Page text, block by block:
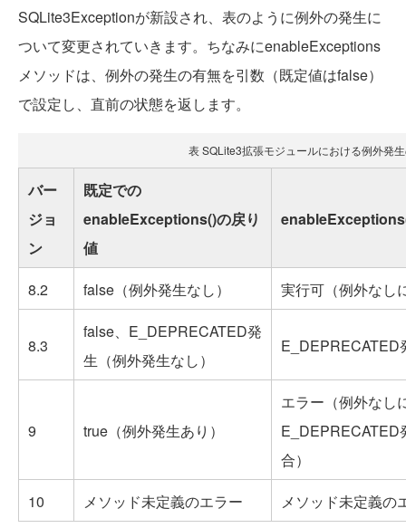
SQLite3Exceptionが新設され、表のように例外の発生に
ついて変更されていきます。ちなみにenableExceptions
メソッドは、例外の発生の有無を引数（既定値はfalse）
で設定し、直前の状態を返します。
表 SQLite3拡張モジュールにおける例外発
バー
ジョ
ン
既定での
enableExceptions()の戻り
値
8.2 false（例外発生なし） 実行可（例外なし
8.3
false、E_DEPRECATED発
生（例外発生なし）
E_DEPRECATED
9 true（例外発生あり）
エラー（例外なし
E_DEPRECATED
合）
10
メソッド未定義のエラー メソッド未定義の